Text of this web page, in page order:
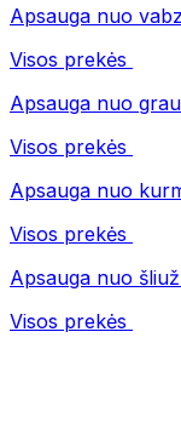
Apsauga nuo
Visos prekės
Apsauga nuo
Visos prekės
Apsauga nuo
Visos prekės
Apsauga nuo
Visos prekės